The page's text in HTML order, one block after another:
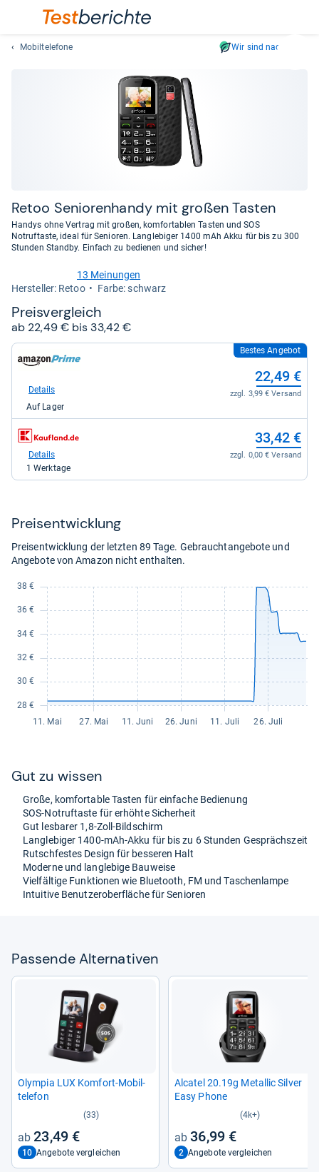
lassen
Mobiltelefone Wir sind nachhaltig
Retoo Senio­ren­handy mit großen Tas­ten
Handys ohne Vertrag mit großen, komfortablen Tasten und SOS
Notruftaste, ideal für Senioren. Langlebiger 1400 mAh Akku für bis zu 300
Stunden Standby. Einfach zu bedienen und sicher!
von
5
Sternen
13 Meinungen
Her­stel­ler: Retoo
Farbe: schwarz
Preis­ver­gleich
ab 22,49 € bis 33,42 €
Shop:
Amazon.de
22,49
kaufen.
Bestes Angebot
22,49 €
zzgl. 3,99 € Versand
Details
Auf Lager
zum
Shop:
Kaufland
33,42 €
zzgl. 0,00 € Versand
Details
1 Werktage
Preis­ent­wick­lung
Preisentwicklung der letzten 89 Tage. Gebrauchtangebote und
Angebote von Amazon nicht enthalten.
Gut zu wis­sen
Große, kom­for­ta­ble Tas­ten für ein­fa­che Bedie­nung
SOS-​Not­ruftaste für erhöhte Sicher­heit
Gut les­ba­rer 1,8-​Zoll-​Bild­schirm
Lang­le­bi­ger 1400-​mAh-​Akku für bis zu 6 Stun­den Gesprächs­zeit
Rutsch­fes­tes Design für bes­se­ren Halt
Moderne und lang­le­bige Bau­weise
Viel­fäl­tige Funk­tio­nen wie Blue­tooth, FM und Taschen­lampe
Intui­tive Benut­ze­ro­ber­flä­che für Senio­ren
Pas­sende Alter­na­ti­ven
Olym­pia LUX Kom­fort-​Mobil­
te­le­fon
(33)
23,49 €
10 Angebote vergleichen
Alca­tel 20.19g Metal­lic Sil­ver
Easy Phone
(4k+)
36,99 €
2 Angebote vergleichen